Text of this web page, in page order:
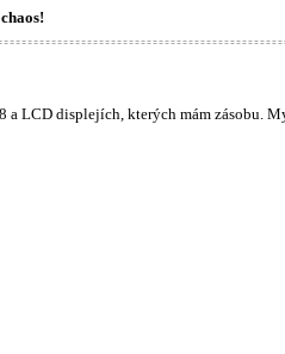
LCD displejích, kterých mám zásobu.